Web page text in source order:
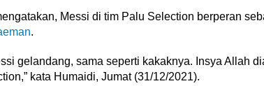
Messi di tim Palu Selection berperan
.
gelandang, sama seperti kakaknya. Insya Allah
kata Humaidi, Jumat (31/12/2021).